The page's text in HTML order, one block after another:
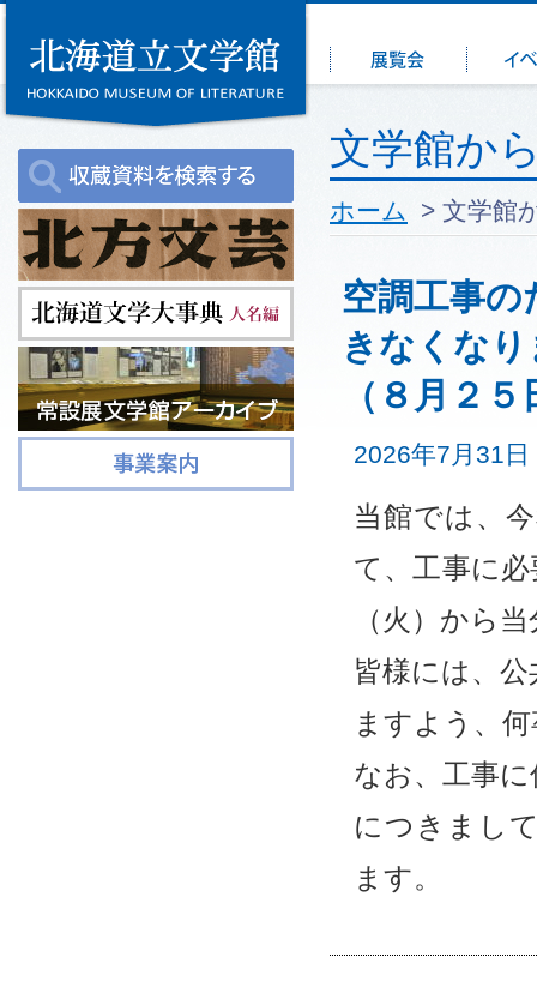
文学館か
ホーム > 文学館
空調工事の
きなくな
（８月２
2026年7月31日
当館では、
て、工事に
（火）から
皆様には、
ますよう、
なお、工事
につきまし
ます。